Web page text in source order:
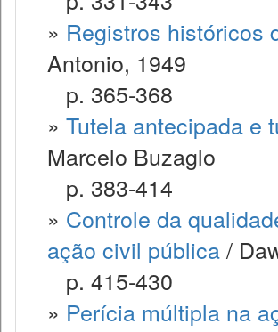
» Registros históricos
Antonio, 1949
p. 365-368
» Tutela antecipada e
Marcelo Buzaglo
p. 383-414
» Controle da
ação civil pública/
p. 415-430
» Perícia múltipla na